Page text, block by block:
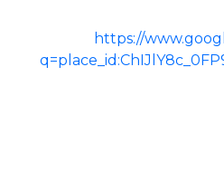
https://